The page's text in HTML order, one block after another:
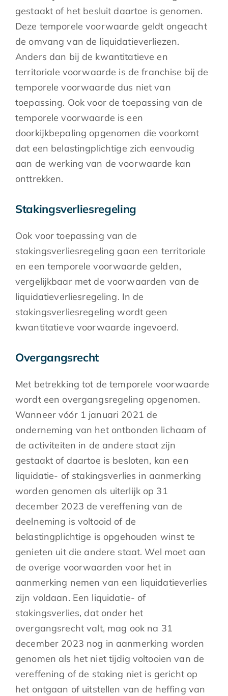
gestaakt of het besluit daartoe is genomen.
Deze temporele voorwaarde geldt ongeacht
de omvang van de liquidatieverliezen.
Anders dan bij de kwantitatieve en
territoriale voorwaarde is de franchise bij de
temporele voorwaarde dus niet van
toepassing. Ook voor de toepassing van de
temporele voorwaarde is een
doorkijkbepaling opgenomen die voorkomt
dat een belastingplichtige zich eenvoudig
aan de werking van de voorwaarde kan
onttrekken.
Stakingsverliesregeling
Ook voor toepassing van de
stakingsverliesregeling gaan een territoriale
en een temporele voorwaarde gelden,
vergelijkbaar met de voorwaarden van de
liquidatieverliesregeling. In de
stakingsverliesregeling wordt geen
kwantitatieve voorwaarde ingevoerd.
Overgangsrecht
Met betrekking tot de temporele voorwaarde
wordt een overgangsregeling opgenomen.
Wanneer vóór 1 januari 2021 de
onderneming van het ontbonden lichaam of
de activiteiten in de andere staat zijn
gestaakt of daartoe is besloten, kan een
liquidatie- of stakingsverlies in aanmerking
worden genomen als uiterlijk op 31
december 2023 de vereffening van de
deelneming is voltooid of de
belastingplichtige is opgehouden winst te
genieten uit die andere staat. Wel moet aan
de overige voorwaarden voor het in
aanmerking nemen van een liquidatieverlies
zijn voldaan. Een liquidatie- of
stakingsverlies, dat onder het
overgangsrecht valt, mag ook na 31
december 2023 nog in aanmerking worden
genomen als het niet tijdig voltooien van de
vereffening of de staking niet is gericht op
het ontgaan of uitstellen van de heffing van